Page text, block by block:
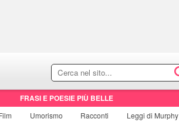
FRASI E POESIE PIÙ BELLE
Umorismo Racconti Leggi di Murphy